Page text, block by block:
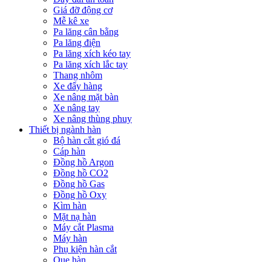
Giá đỡ động cơ
Mễ kê xe
Pa lăng cân bằng
Pa lăng điện
Pa lăng xích kéo tay
Pa lăng xích lắc tay
Thang nhôm
Xe đẩy hàng
Xe nâng mặt bàn
Xe nâng tay
Xe nâng thùng phuy
Thiết bị ngành hàn
Bộ hàn cắt gió đá
Cáp hàn
Đồng hồ Argon
Đồng hồ CO2
Đồng hồ Gas
Đồng hồ Oxy
Kìm hàn
Mặt nạ hàn
Máy cắt Plasma
Máy hàn
Phụ kiện hàn cắt
Que hàn